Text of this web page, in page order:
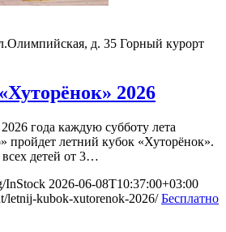
д. 35 Горный курорт
2026
года каждую субботу лета
пройдет летний кубок «Хуторёнок».
детей от 3…
InStock 2026-06-08T10:37:00+03:00
letnij-kubok-xutorenok-2026/ Бесплатно